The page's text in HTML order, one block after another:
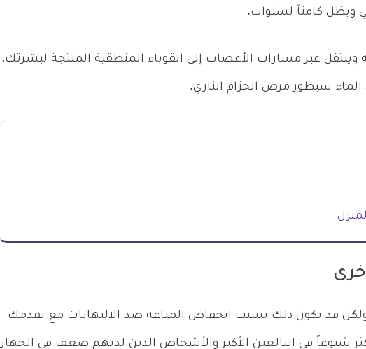
ويظل كامناً لسنوات.
عبر مسارات الأعصاب إلى القوباء المنطقية المنتجة لبشرتك،
سيطور مرض الحزام الناري.
ولكن قد يكون ذلك بسبب انخفاض المناعة ضد الالتهابات مع تقدمك
شيوعاً في البالغين الأكبر والأشخاص الذين لديهم ضعف في الجهاز